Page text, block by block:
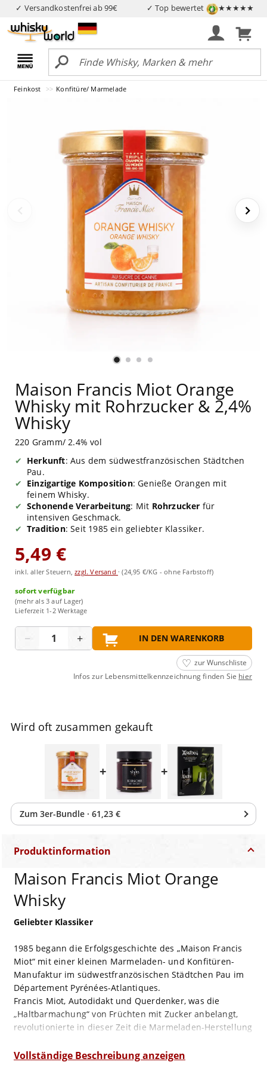
✓ Versandkostenfrei ab 99€ ✓ Top bewertet ★★★★★
Feinkost Konfitüre/ Marmelade
Maison Francis Miot Orange
Whisky mit Rohrzucker & 2,4%
Whisky
220 Gramm/ 2.4% vol
Herkunft: Aus dem südwestfranzösischen Städtchen
Pau.
Einzigartige Komposition: Genieße Orangen mit
feinem Whisky.
Schonende Verarbeitung: Mit Rohrzucker für
intensiven Geschmack.
Tradition: Seit 1985 ein geliebter Klassiker.
5,49 €
inkl. aller Steuern,zzgl. Versand ·(24,95 €/KG - ohne Farbstoff)
sofort verfügbar
(mehr als 3 auf Lager)
Lieferzeit 1-2 Werktage
− + IN DEN WARENKORB
zur Wunschliste
Infos zur Lebensmittelkennzeichnung finden Sie hier
Wird oft zusammen gekauft
+ +
Zum 3er-Bundle · 61,23 €
Produktinformation
Maison Francis Miot Orange
Whisky
Geliebter Klassiker
1985 begann die Erfolgsgeschichte des „Maison Francis
Miot“ mit einer kleinen Marmeladen- und Konfitüren-
Manufaktur im südwestfranzösischen Städtchen Pau im
Département Pyrénées-Atlantiques.
Francis Miot, Autodidakt und Querdenker, was die
„Haltbarmachung“ von Früchten mit Zucker anbelangt,
revolutionierte in dieser Zeit die Marmeladen-Herstellung
nur auf Marmeladen spezialisiert, sind dennoch die
Vollständige Beschreibung anzeigen